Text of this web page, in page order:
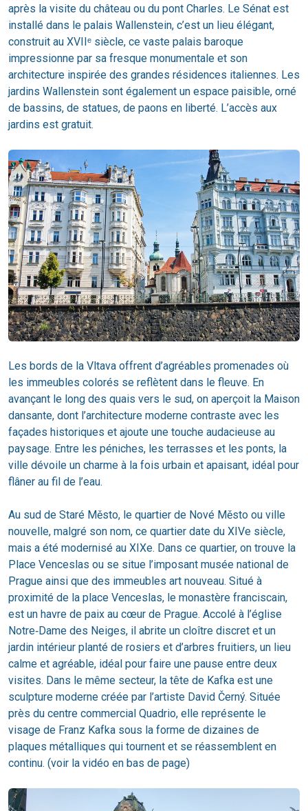
après la visite du château ou du pont Charles. Le Sénat est
installé dans le palais Wallenstein, c’est un lieu élégant,
construit au XVIIᵉ siècle, ce vaste palais baroque
impressionne par sa fresque monumentale et son
architecture inspirée des grandes résidences italiennes. Les
jardins Wallenstein sont également un espace paisible, orné
de bassins, de statues, de paons en liberté. L’accès aux
jardins est gratuit.
Les bords de la Vltava offrent d’agréables promenades où
les immeubles colorés se reflètent dans le fleuve. En
avançant le long des quais vers le sud, on aperçoit la Maison
dansante, dont l’architecture moderne contraste avec les
façades historiques et ajoute une touche audacieuse au
paysage. Entre les péniches, les terrasses et les ponts, la
ville dévoile un charme à la fois urbain et apaisant, idéal pour
flâner au fil de l’eau.
Au sud de Staré Město, le quartier de Nové Město ou ville
nouvelle, malgré son nom, ce quartier date du XIVe siècle,
mais a été modernisé au XIXe. Dans ce quartier, on trouve la
Place Venceslas ou se situe l’imposant musée national de
Prague ainsi que des immeubles art nouveau. Situé à
proximité de la place Venceslas, le monastère franciscain,
est un havre de paix au cœur de Prague. Accolé à l’église
Notre‑Dame des Neiges, il abrite un cloître discret et un
jardin intérieur planté de rosiers et d’arbres fruitiers, un lieu
calme et agréable, idéal pour faire une pause entre deux
visites. Dans le même secteur, la tête de Kafka est une
sculpture moderne créée par l’artiste David Černý. Située
près du centre commercial Quadrio, elle représente le
visage de Franz Kafka sous la forme de dizaines de
plaques métalliques qui tournent et se réassemblent en
continu. (voir la vidéo en bas de page)